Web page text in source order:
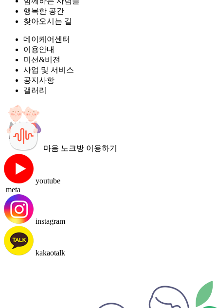
행복한 공간
찾아오시는 길
데이케어센터
이용안내
미션&비전
사업 및 서비스
공지사항
갤러리
마음 노크방 이용하기
youtube
meta
instagram
kakaotalk